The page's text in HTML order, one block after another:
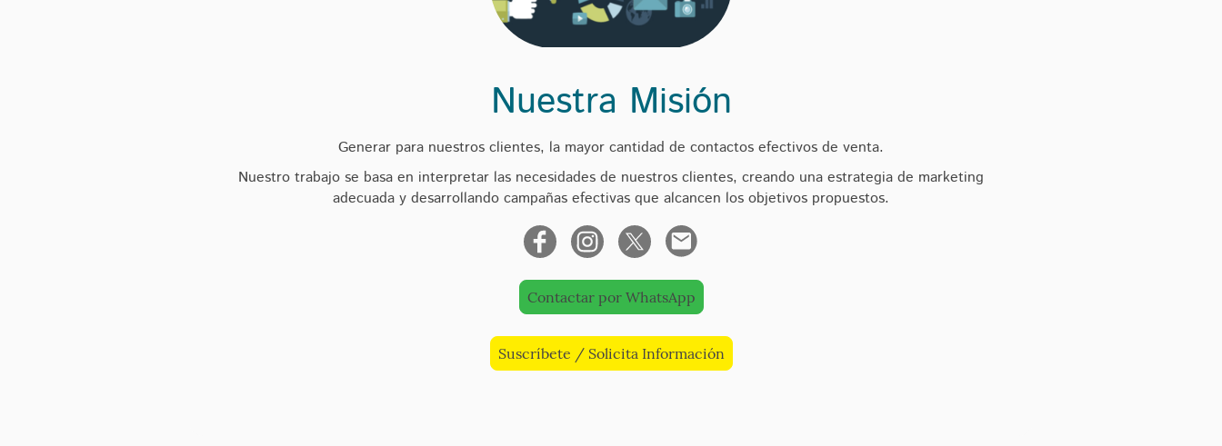
Nuestra Misión
Generar para nuestros clientes, la mayor cantidad de contactos efectivos de venta.
Nuestro trabajo se basa en interpretar las necesidades de nuestros clientes, creando una estrategia de marketing
adecuada y desarrollando campañas efectivas que alcancen los objetivos propuestos.
Contactar por WhatsApp
Suscríbete / Solicita Información